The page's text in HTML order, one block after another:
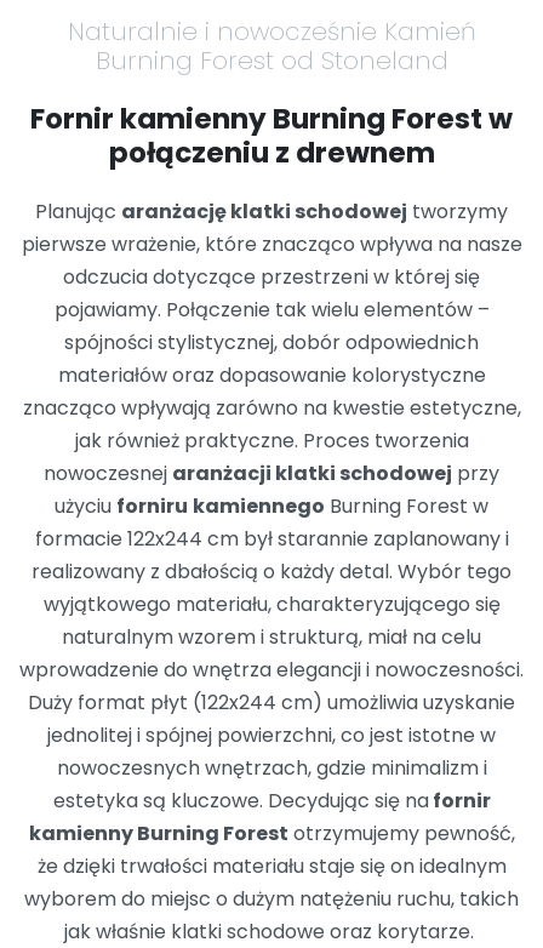
Naturalnie i nowocześnie Kamień
Burning Forest od Stoneland
Fornir kamienny Burning Forest w
połączeniu z drewnem
Planując aranżację klatki schodowej tworzymy
pierwsze wrażenie, które znacząco wpływa na nasze
odczucia dotyczące przestrzeni w której się
pojawiamy. Połączenie tak wielu elementów –
spójności stylistycznej, dobór odpowiednich
materiałów oraz dopasowanie kolorystyczne
znacząco wpływają zarówno na kwestie estetyczne,
jak również praktyczne. Proces tworzenia
nowoczesnej aranżacji klatki schodowej przy
użyciu forniru kamiennego Burning Forest w
formacie 122x244 cm był starannie zaplanowany i
realizowany z dbałością o każdy detal. Wybór tego
wyjątkowego materiału, charakteryzującego się
naturalnym wzorem i strukturą, miał na celu
wprowadzenie do wnętrza elegancji i nowoczesności.
Duży format płyt (122x244 cm) umożliwia uzyskanie
jednolitej i spójnej powierzchni, co jest istotne w
nowoczesnych wnętrzach, gdzie minimalizm i
estetyka są kluczowe. Decydując się nafornir
kamienny Burning Forest otrzymujemy pewność,
że dzięki trwałości materiału staje się on idealnym
wyborem do miejsc o dużym natężeniu ruchu, takich
jak właśnie klatki schodowe oraz korytarze.